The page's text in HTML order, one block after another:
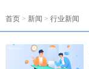
首页> 新闻 > 行业新闻